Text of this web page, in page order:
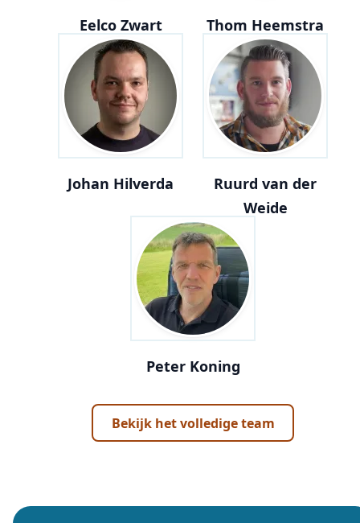
Eelco Zwart Thom Heemstra
Johan Hilverda
Ruurd van der
Weide
Peter Koning
Bekijk het volledige team